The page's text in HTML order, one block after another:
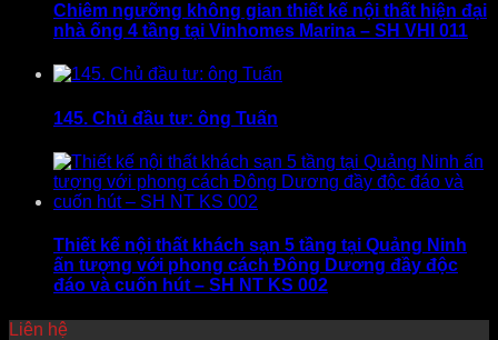
Chiêm ngưỡng không gian thiết kế nội thất hiện đại
nhà ống 4 tầng tại Vinhomes Marina – SH VHI 011
145. Chủ đầu tư: ông Tuấn
Thiết kế nội thất khách sạn 5 tầng tại Quảng Ninh
ấn tượng với phong cách Đông Dương đầy độc
đáo và cuốn hút – SH NT KS 002
Liên hệ